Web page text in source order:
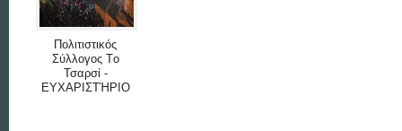
Πολιτιστικός
Σύλλογος Tο
Τσαρσί -
ΕΥΧΑΡΙΣΤΉΡΙΟ